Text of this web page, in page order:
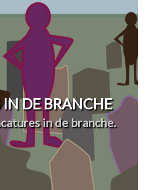
IN DE BRANCHE
in de branche.